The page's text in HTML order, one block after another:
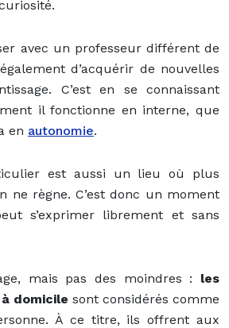
avec un professeur différent de
d’acquérir de nouvelles
C’est en se connaissant
il fonctionne en interne, que
en autonomie.
est aussi un lieu où plus
ne règne. C’est donc un moment
s’exprimer librement et sans
mais pas des moindres : les
domicile sont considérés comme
À ce titre, ils offrent aux